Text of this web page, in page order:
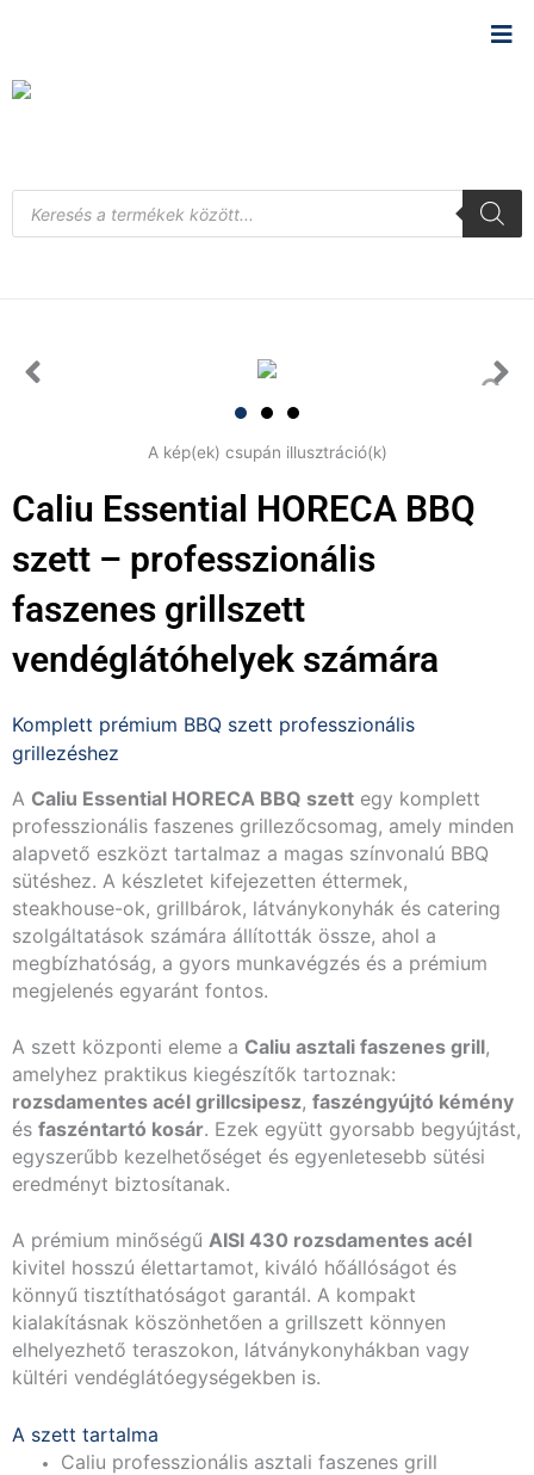
Products
search
A kép(ek) csupán illusztráció(k)
Caliu Essential HORECA BBQ
szett – professzionális
faszenes grillszett
vendéglátóhelyek számára
Komplett prémium BBQ szett professzionális
grillezéshez
A Caliu Essential HORECA BBQ szett egy komplett
professzionális faszenes grillezőcsomag, amely minden
alapvető eszközt tartalmaz a magas színvonalú BBQ
sütéshez. A készletet kifejezetten éttermek,
steakhouse-ok, grillbárok, látványkonyhák és catering
szolgáltatások számára állították össze, ahol a
megbízhatóság, a gyors munkavégzés és a prémium
megjelenés egyaránt fontos.
A szett központi eleme a Caliu asztali faszenes grill,
amelyhez praktikus kiegészítők tartoznak:
rozsdamentes acél grillcsipesz, faszéngyújtó kémény
és faszéntartó kosár. Ezek együtt gyorsabb begyújtást,
egyszerűbb kezelhetőséget és egyenletesebb sütési
eredményt biztosítanak.
A prémium minőségű AISI 430 rozsdamentes acél
kivitel hosszú élettartamot, kiváló hőállóságot és
könnyű tisztíthatóságot garantál. A kompakt
kialakításnak köszönhetően a grillszett könnyen
elhelyezhető teraszokon, látványkonyhákban vagy
kültéri vendéglátóegységekben is.
A szett tartalma
Caliu professzionális asztali faszenes grill